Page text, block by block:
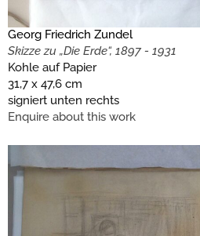
Georg Friedrich Zundel
Skizze zu „Die Erde“, 1897 - 1931
Kohle auf Papier
31,7 x 47,6 cm
signiert unten rechts
Enquire about this work